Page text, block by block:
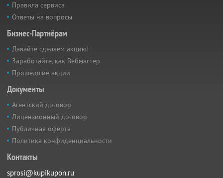
Правила сервиса
Ответы на вопросы
Бизнес-Партнёрам
Давайте сделаем акцию!
Заработайте, как Вебмастер
Прошедшие акции
Документы
Агентский договор
Лицензионный договор
Публичная оферта
Политика конфиденциальности
Контакты
sprosi@kupikupon.ru